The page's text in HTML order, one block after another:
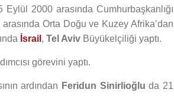
2000 arasında Cumhurbaşkanlığı
Orta Doğu ve Kuzey Afrika’dan
İsrail , Tel Aviv Büyükelçiliği yaptı.
görevini yaptı.
ardından Feridun Sinirlioğlu da 21